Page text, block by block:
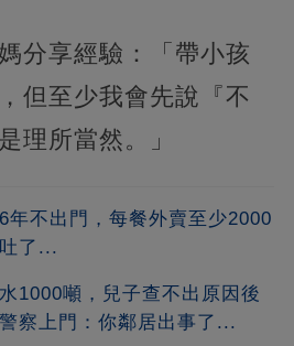
分享經驗：「帶小孩
但至少我會先說『不
理所當然。」
年不出門，每餐外賣至少2000
了...
1000噸，兒子查不出原因後
察上門：你鄰居出事了...